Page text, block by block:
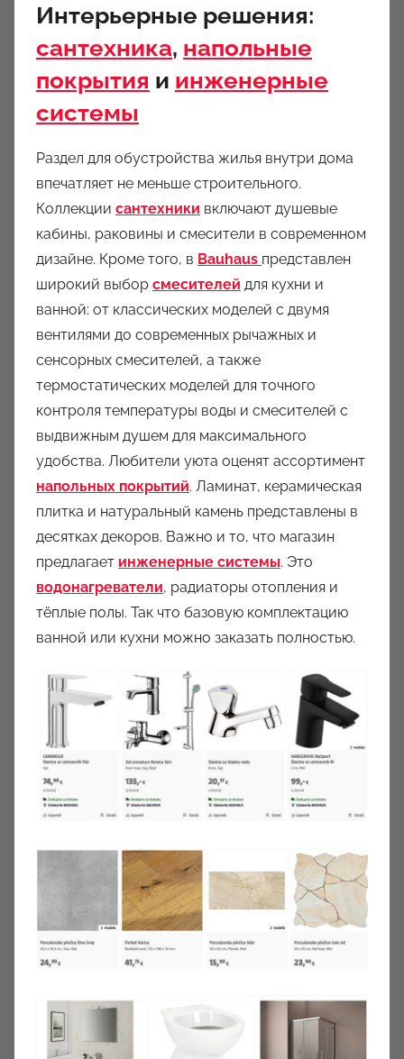
Интерьерные решения:
сантехника, напольные
покрытия и инженерные
системы
Раздел для обустройства жилья внутри дома
впечатляет не меньше строительного.
Коллекции сантехники включают душевые
кабины, раковины и смесители в современном
дизайне. Кроме того, в Bauhaus представлен
широкий выбор смесителей для кухни и
ванной: от классических моделей с двумя
вентилями до современных рычажных и
сенсорных смесителей, а также
термостатических моделей для точного
контроля температуры воды и смесителей с
выдвижным душем для максимального
удобства. Любители уюта оценят ассортимент
напольных покрытий. Ламинат, керамическая
плитка и натуральный камень представлены в
десятках декоров. Важно и то, что магазин
предлагает инженерные системы. Это
водонагреватели, радиаторы отопления и
тёплые полы. Так что базовую комплектацию
ванной или кухни можно заказать полностью.